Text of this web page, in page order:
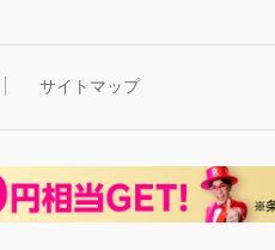
サイトマップ